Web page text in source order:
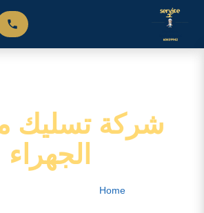
شركة تسليك
الجهراء
Home